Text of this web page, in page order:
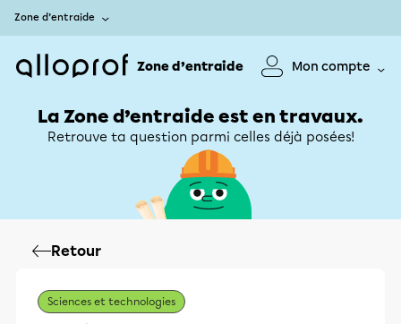
Zone d’entraide
Zone d’entraide Mon compte
La Zone d’entraide est en travaux.
Retrouve ta question parmi celles déjà posées!
Retour
Sciences et technologies